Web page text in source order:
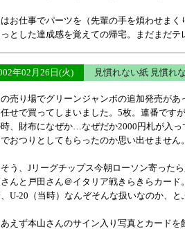
お仕事でパーツを（先輩の手を煩わせま
とした達成感を覚えての帰宅。まだまだ
年02月26日(火) 見慣れない紙 見慣れ
売り場でグリーンジャンボの追加発売があ
せで買ってしまいました。5枚。連番です
、財布になぜか…なぜだか2000円札が入
でおつりとしてもらったのか思い出せません
う、Jリーグチップス今朝ローソン寄った
んと戸田さん＠イタリア戦きらきらカー
U-20（当時）なんぞそんな扱いなのか、
あえず本山さんのサイン入り写真とカード